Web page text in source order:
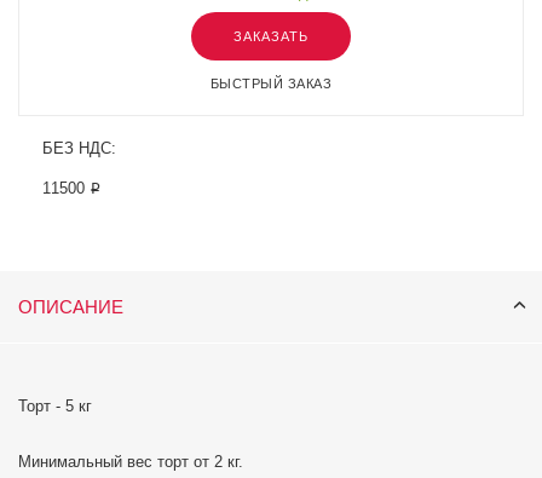
ЗАКАЗАТЬ
БЫСТРЫЙ ЗАКАЗ
БЕЗ НДС:
11500 ₽
ОПИСАНИЕ
Торт - 5 кг
Минимальный вес торт от 2 кг.